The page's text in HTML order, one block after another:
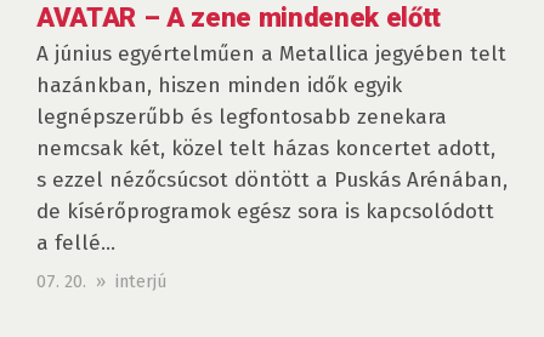
AVATAR – A zene mindenek előtt
A június egyértelműen a Metallica jegyében telt
hazánkban, hiszen minden idők egyik
legnépszerűbb és legfontosabb zenekara
nemcsak két, közel telt házas koncertet adott,
s ezzel nézőcsúcsot döntött a Puskás Arénában,
de kísérőprogramok egész sora is kapcsolódott
a fellé...
07. 20. » interjú